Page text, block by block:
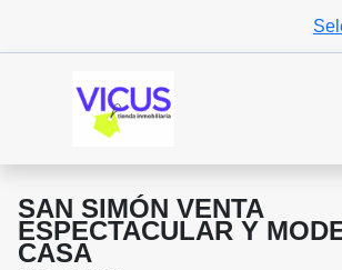
SAN SIMÓN VENTA
ESPECTACULAR Y
CASA